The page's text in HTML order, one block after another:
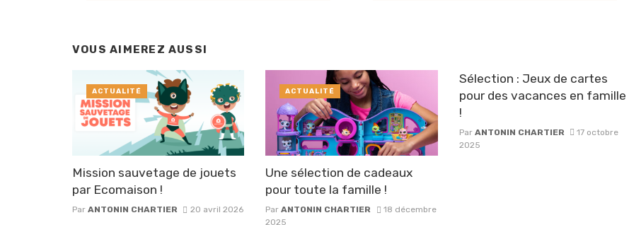
VOUS AIMEREZ AUSSI
Mission sauvetage de jouets
par Ecomaison !
Par ANTONIN CHARTIER 20 avril 2026
ACTUALITÉ
Une sélection de cadeaux
pour toute la famille !
ParANTONIN CHARTIER
18 décembre
2025
ACTUALITÉ
Sélection : Jeux de cartes
pour des vacances en famille
!
Par ANTONIN CHARTIER
17 octobre
2025